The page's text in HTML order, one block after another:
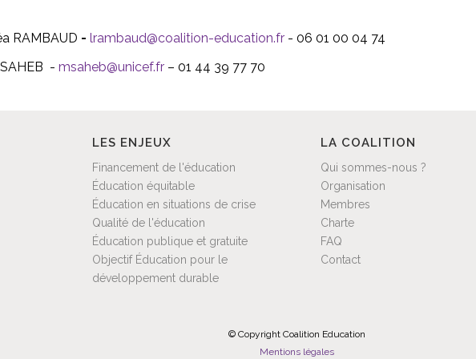
RAMBAUD - lrambaud@coalition-education.fr - 06 01 00 04 74
- msaheb@unicef.fr – 01 44 39 77 70
LES ENJEUX
Financement de l'éducation
Éducation équitable
Éducation en situations de crise
Qualité de l'éducation
Éducation publique et gratuite
Objectif Éducation pour le
développement durable
LA COALITION
Qui sommes-nous ?
Organisation
Membres
Charte
FAQ
Contact
© Copyright Coalition Education
Mentions légales